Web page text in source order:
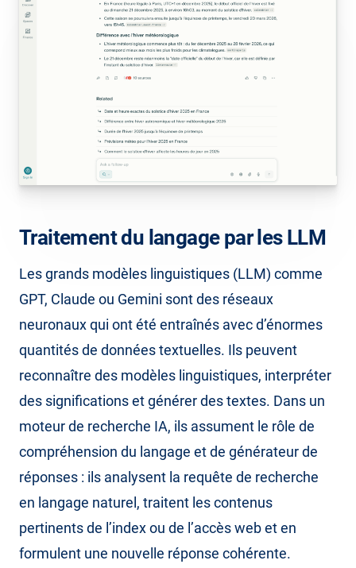
Traitement du langage par les LLM
Les grands modèles linguistiques (LLM) comme
GPT, Claude ou Gemini sont des réseaux
neuronaux qui ont été entraînés avec d’énormes
quantités de données textuelles. Ils peuvent
reconnaître des modèles linguistiques, interpréter
des significations et générer des textes. Dans un
moteur de recherche IA, ils assument le rôle de
compréhension du langage et de générateur de
réponses : ils analysent la requête de recherche
en langage naturel, traitent les contenus
pertinents de l’index ou de l’accès web et en
formulent une nouvelle réponse cohérente.